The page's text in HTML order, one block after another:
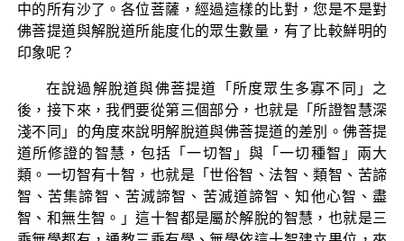
中的所有沙了。各位菩薩，經過這樣的比對，您是不是對
佛菩提道與解脫道所能度化的眾生數量，有了比較鮮明的
印象呢？
在說過解脫道與佛菩提道「所度眾生多寡不同」之
後，接下來，我們要從第三個部分，也就是「所證智慧深
淺不同」的角度來說明解脫道與佛菩提道的差別。佛菩提
道所修證的智慧，包括「一切智」與「一切種智」兩大
類。一切智有十智，也就是「世俗智、法智、類智、苦諦
智、苦集諦智、苦滅諦智、苦滅道諦智、知他心智、盡
智、和無生智。」這十智都是屬於解脫的智慧，也就是三